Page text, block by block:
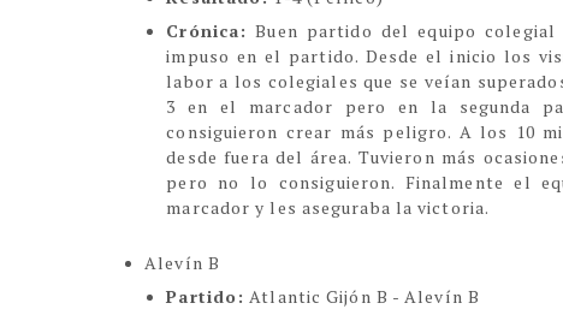
Crónica: Buen partido del equipo
impuso en el partido. Desde el inicio los
labor a los colegiales que se veían
3 en el marcador pero en la segunda
consiguieron crear más peligro. A los 10
desde fuera del área. Tuvieron más
pero no lo consiguieron. Finalmente el
marcador y les aseguraba la victoria.
Alevín B
Partido: Atlantic Gijón B - Alevín B